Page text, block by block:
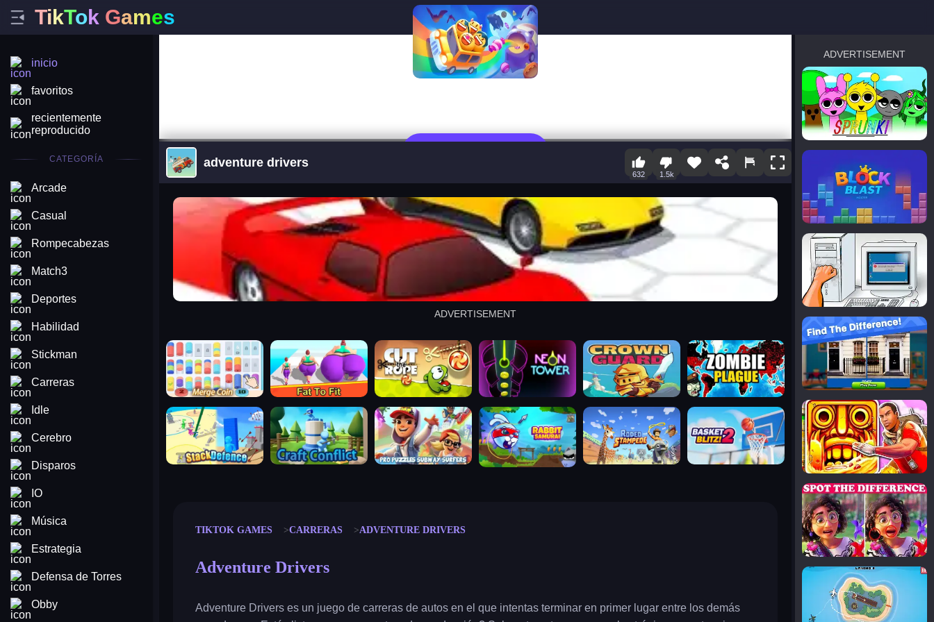
TikTok Games
inicio
favoritos
recientemente
reproducido
CATEGORÍA
Arcade
Casual
Rompecabezas
Match3
Deportes
Habilidad
Stickman
Carreras
Idle
Cerebro
Disparos
IO
Música
Estrategia
Defensa de Torres
Obby
adventure drivers
632 1.5k
arena king
ADVERTISEMENT
merge coin fat to fit cut the rope neon tower crown guard zombie plague
stack defence craft conflict subway surfers rabbit samurai rodeo stampede basket blitz
TIKTOK GAMES CARRERAS ADVENTURE DRIVERS
Adventure Drivers
Adventure Drivers es un juego de carreras de autos en el que intentas terminar en primer lugar entre los demás
ADVERTISEMENT
sprunki
Blocky Blast!
smash it
notice the difference
temple run 2
spot the differences
silly sky